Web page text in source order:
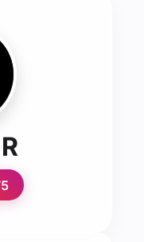
- Coiffure